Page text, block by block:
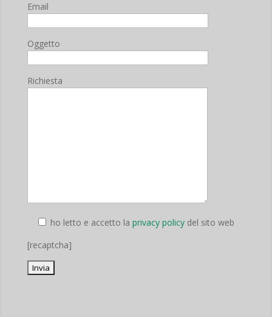
Email
Oggetto
Richiesta
ho letto e accetto la privacy policydel sito web
[recaptcha]